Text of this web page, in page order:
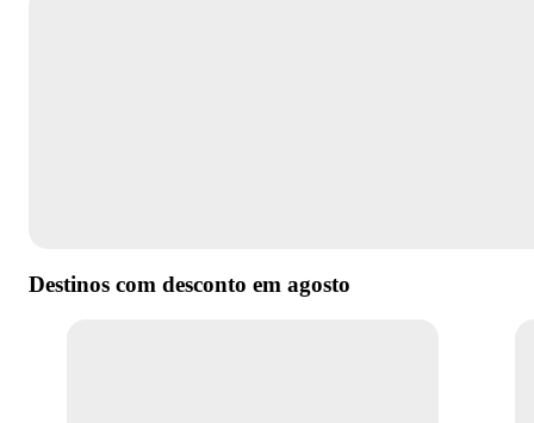
Destinos com desconto em agosto